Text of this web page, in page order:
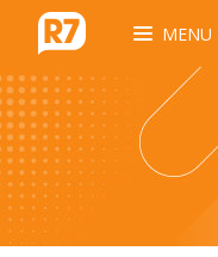
MENU